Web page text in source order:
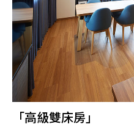
「高級雙床房」